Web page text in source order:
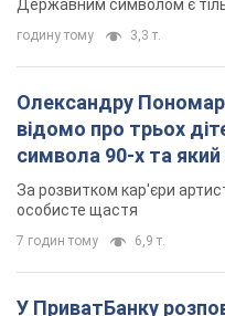
У ПриватБанку
долари 1996 року: чи
обмінники та банки
Що робити, якщо банки та
приймають старі долари
8 годин тому 60,1 т.